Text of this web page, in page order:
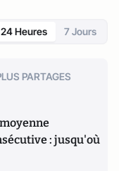
24 Heures 7 Jours
PARTAGES
: jusqu'où